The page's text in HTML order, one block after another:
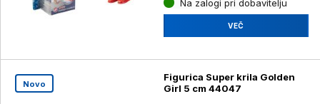
Na zalogi pri dobavitelju
VEČ
Novo
Figurica Super krila Golden
Girl 5 cm 44047